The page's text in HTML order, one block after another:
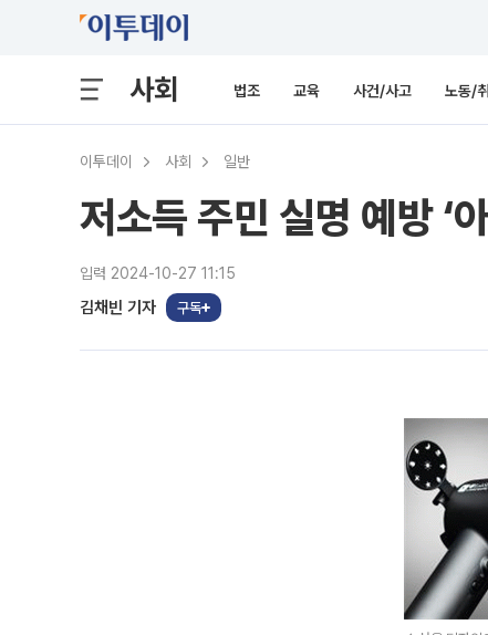
사회 법조 교육 사건/사고 노동/
이투데이 사회 일반
저소득 주민 실명 예방 ‘
입력 2024-10-27 11:15
김채빈 기자 구독